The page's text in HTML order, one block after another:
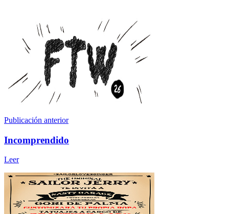
Publicación anterior
Incomprendido
Leer